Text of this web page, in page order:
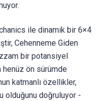
ile dinamik bir 6×4
Cehenneme Giden
bir potansiyel
henüz ön sürümde
katmanlı özellikler,
olduğunu doğruluyor -